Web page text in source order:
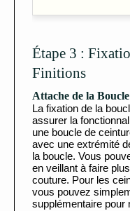
Étape 3 :
Finitions
Attache de la Boucle
La fixation de la
assurer la
une boucle de
avec une extrémité
la boucle. Vous
en veillant à faire
couture. Pour les
vous pouvez
supplémentaire pour